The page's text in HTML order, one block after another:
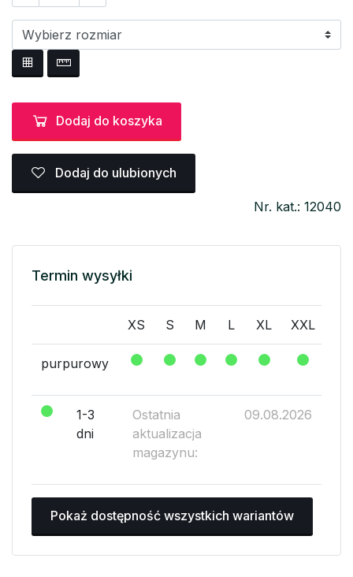
Dodaj do koszyka
Dodaj do ulubionych
Nr. kat.: 12040
Termin wysyłki
XS S M L XL XXL
purpurowy
1-3
dni
Ostatnia
aktualizacja
magazynu:
09.08.2026
Pokaż dostępność wszystkich wariantów